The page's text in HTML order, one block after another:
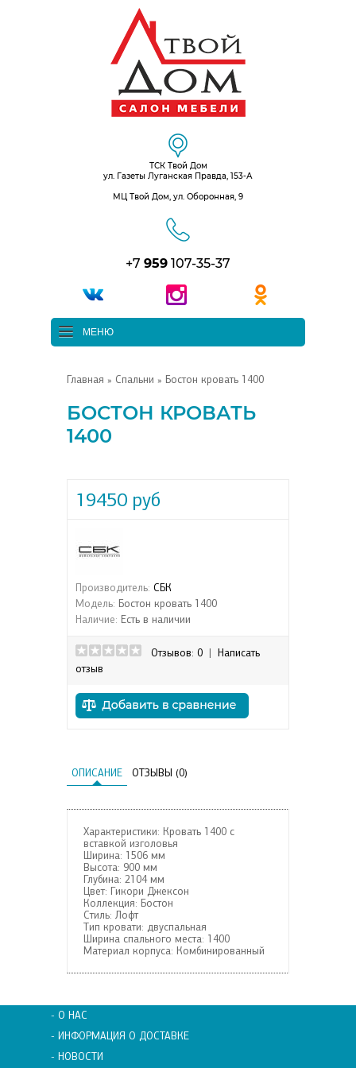
ТСК Твой Дом
ул. Газеты Луганская Правда, 153-А
МЦ Твой Дом, ул. Оборонная, 9
+7 959 107-35-37
МЕНЮ
Главная » Спальни » Бостон кровать 1400
БОСТОН КРОВАТЬ
1400
19450 руб
Производитель: СБК
Модель: Бостон кровать 1400
Наличие: Есть в наличии
Отзывов: 0
Написать
отзыв
ОПИСАНИЕ ОТЗЫВЫ (0)
Характеристики: Кровать 1400 с
вставкой изголовья
Ширина: 1506 мм
Высота: 900 мм
Глубина: 2104 мм
Цвет: Гикори Джексон
Коллекция: Бостон
Стиль: Лофт
Тип кровати: двуспальная
Ширина спального места: 1400
Материал корпуса: Комбинированный
- О НАС
- ИНФОРМАЦИЯ О ДОСТАВКЕ
- НОВОСТИ